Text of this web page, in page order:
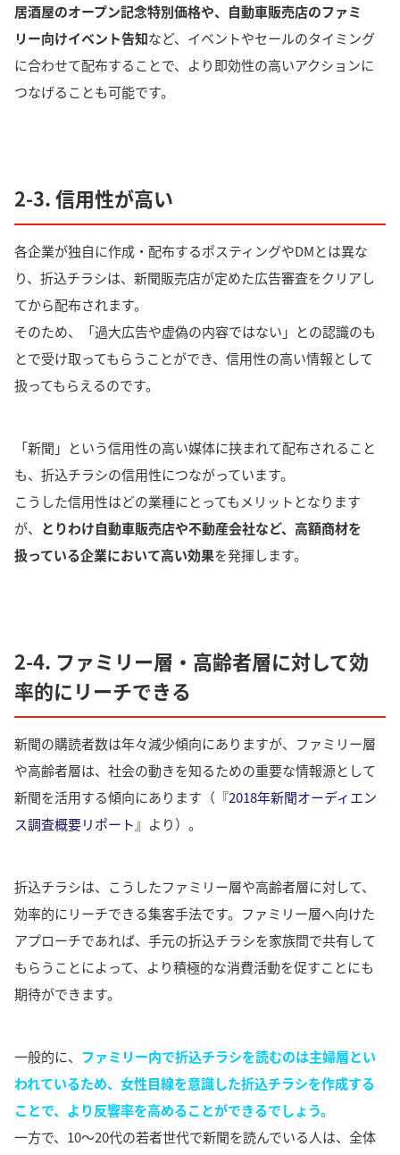
居酒屋のオープン記念特別価格や、自動車販売店のファミ
リー向けイベント告知など、イベントやセールのタイミング
に合わせて配布することで、より即効性の高いアクションに
つなげることも可能です。
2-3. 信用性が高い
各企業が独自に作成・配布するポスティングやDMとは異な
り、折込チラシは、新聞販売店が定めた広告審査をクリアし
てから配布されます。
そのため、
「過大広告や虚偽の内容ではない」との認識のも
とで受け取ってもらうことができ、信用性の高い情報として
扱ってもらえるのです。
「新聞」という信用性の高い媒体に挟まれて配布されること
も、折込チラシの信用性につながっています。
こうした信用性はどの業種にとってもメリットとなります
が、 とりわけ自動車販売店や不動産会社など、高額商材を
扱っている企業において高い効果を発揮します。
2-4. ファミリー層・高齢者層に対して効
率的にリーチできる
新聞の購読者数は年々減少傾向にありますが、 ファミリー層
や高齢者層は、社会の動きを知るための重要な情報源として
新聞を活用する傾向にあります（『2018年新聞オーディエン
ス調査概要リポート』より）。
折込チラシは、こうしたファミリー層や高齢者層に対して、
効率的にリーチできる集客手法です。ファミリー層へ向けた
アプローチであれば、手元の折込チラシを家族間で共有して
もらうことによって、より積極的な消費活動を促すことにも
期待ができます。
一般的に、 ファミリー内で折込チラシを読むのは主婦層とい
われているため、女性目線を意識した折込チラシを作成する
ことで、より反響率を高めることができるでしょう。
一方で、10～20代の若者世代で新聞を読んでいる人は、全体